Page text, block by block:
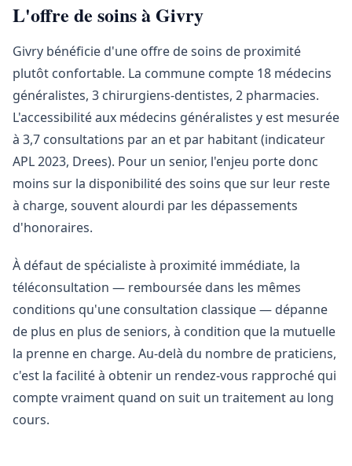
L'offre de soins à Givry
Givry bénéficie d'une offre de soins de proximité
plutôt confortable. La commune compte 18 médecins
généralistes, 3 chirurgiens-dentistes, 2 pharmacies.
L'accessibilité aux médecins généralistes y est mesurée
à 3,7 consultations par an et par habitant (indicateur
APL 2023, Drees). Pour un senior, l'enjeu porte donc
moins sur la disponibilité des soins que sur leur reste
à charge, souvent alourdi par les dépassements
d'honoraires.
À défaut de spécialiste à proximité immédiate, la
téléconsultation — remboursée dans les mêmes
conditions qu'une consultation classique — dépanne
de plus en plus de seniors, à condition que la mutuelle
la prenne en charge. Au-delà du nombre de praticiens,
c'est la facilité à obtenir un rendez-vous rapproché qui
compte vraiment quand on suit un traitement au long
cours.